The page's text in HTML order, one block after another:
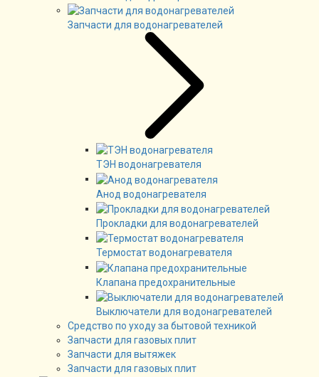
Запчасти для водонагревателей
ТЭН водонагревателя
Анод водонагревателя
Прокладки для водонагревателей
Термостат водонагревателя
Клапана предохранительные
Выключатели для водонагревателей
Средство по уходу за бытовой техникой
Запчасти для газовых плит
Запчасти для вытяжек
Запчасти для газовых плит